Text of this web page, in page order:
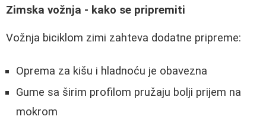
Zimska vožnja - kako se pripremiti
Vožnja biciklom zimi zahteva dodatne pripreme:
Oprema za kišu i hladnoću je obavezna
Gume sa širim profilom pružaju bolji prijem na
mokrom